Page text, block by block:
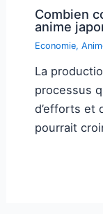
Combien
anime
Economie,
La
processus
d’efforts et
pourrait